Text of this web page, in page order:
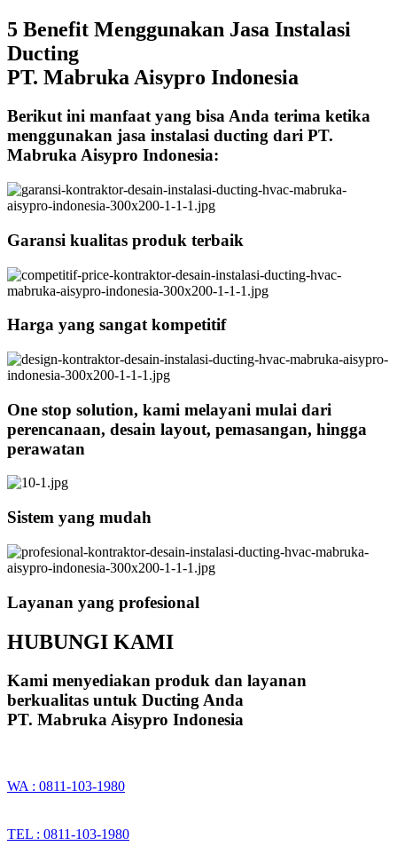
5 Benefit Menggunakan Jasa Instalasi
Ducting
PT. Mabruka Aisypro Indonesia
Berikut ini manfaat yang bisa Anda terima ketika
menggunakan jasa instalasi ducting dari PT.
Mabruka Aisypro Indonesia:
Garansi kualitas produk terbaik
Harga yang sangat kompetitif
One stop solution, kami melayani mulai dari
perencanaan, desain layout, pemasangan, hingga
perawatan
Sistem yang mudah
Layanan yang profesional
HUBUNGI KAMI
Kami menyediakan produk dan layanan
berkualitas untuk Ducting Anda
PT. Mabruka Aisypro Indonesia
WA : 0811-103-1980
TEL : 0811-103-1980